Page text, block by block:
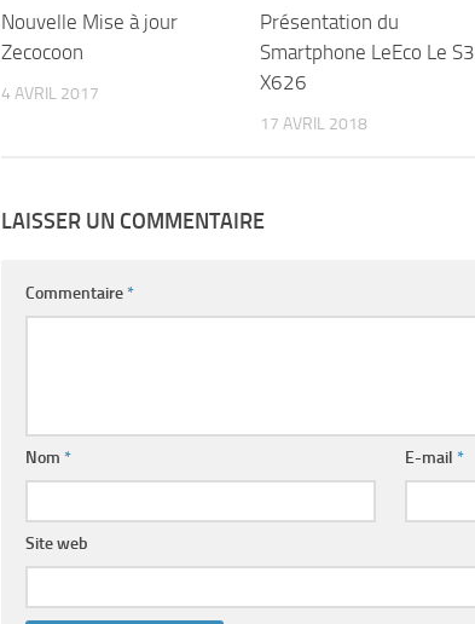
Nouvelle Mise à jour
Zecocoon
4 AVRIL 2017
Présentation du
Smartphone LeEco Le S3
X626
17 AVRIL 2018
LAISSER UN COMMENTAIRE
Commentaire*
Nom * E-mail*
Site web